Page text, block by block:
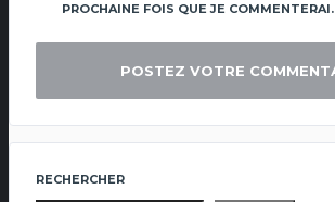
PROCHAINE FOIS QUE JE COMMENTERAI.
RECHERCHER